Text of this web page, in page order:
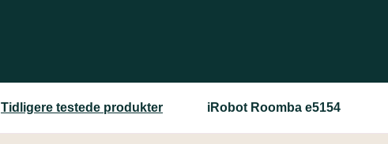
Tidligere testede produkter iRobot Roomba e5154